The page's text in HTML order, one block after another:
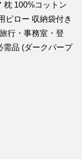
枕 100%コットン
ピロー 収納袋付き
行・事務室・登
需品 (ダークパープ